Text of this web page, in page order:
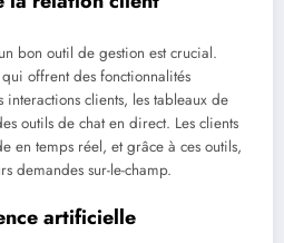
bon outil de gestion est crucial.
offrent des fonctionnalités
interactions clients, les tableaux de
outils de chat en direct. Les clients
en temps réel, et grâce à ces outils,
demandes sur-le-champ.
artificielle